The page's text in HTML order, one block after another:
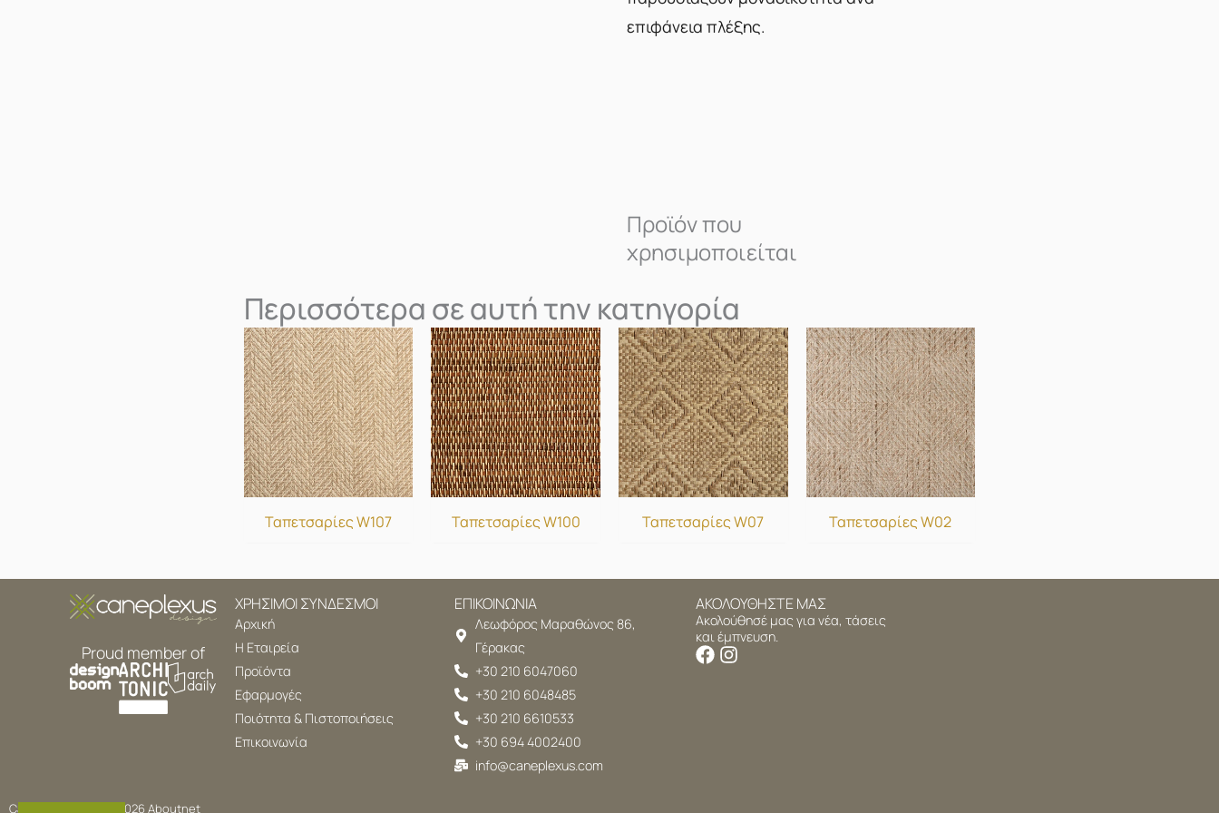
επιφάνεια πλέξης.
Προϊόν που
χρησιμοποιείται
Περισσότερα σε αυτή την κατηγορία
Ταπετσαρίες W107 Ταπετσαρίες W100 Ταπετσαρίες W07 Ταπετσαρίες W02
Proud member of
ΧΡΗΣΙΜΟΙ ΣΥΝΔΕΣΜΟΙ
Αρχική
Η Εταιρεία
Προϊόντα
Εφαρμογές
Ποιότητα & Πιστοποιήσεις
Επικοινωνία
ΕΠΙΚΟΙΝΩΝΙΑ
Λεωφόρος Μαραθώνος 86,
Γέρακας
+30 210 6047060
+30 210 6048485
+30 210 6610533
+30 694 4002400
info@caneplexus.com
ΑΚΟΛΟΥΘΗΣΤΕ ΜΑΣ
Ακολούθησέ μας για νέα, τάσεις
και έμπνευση.
Caneplex Design © 2026 Aboutnet